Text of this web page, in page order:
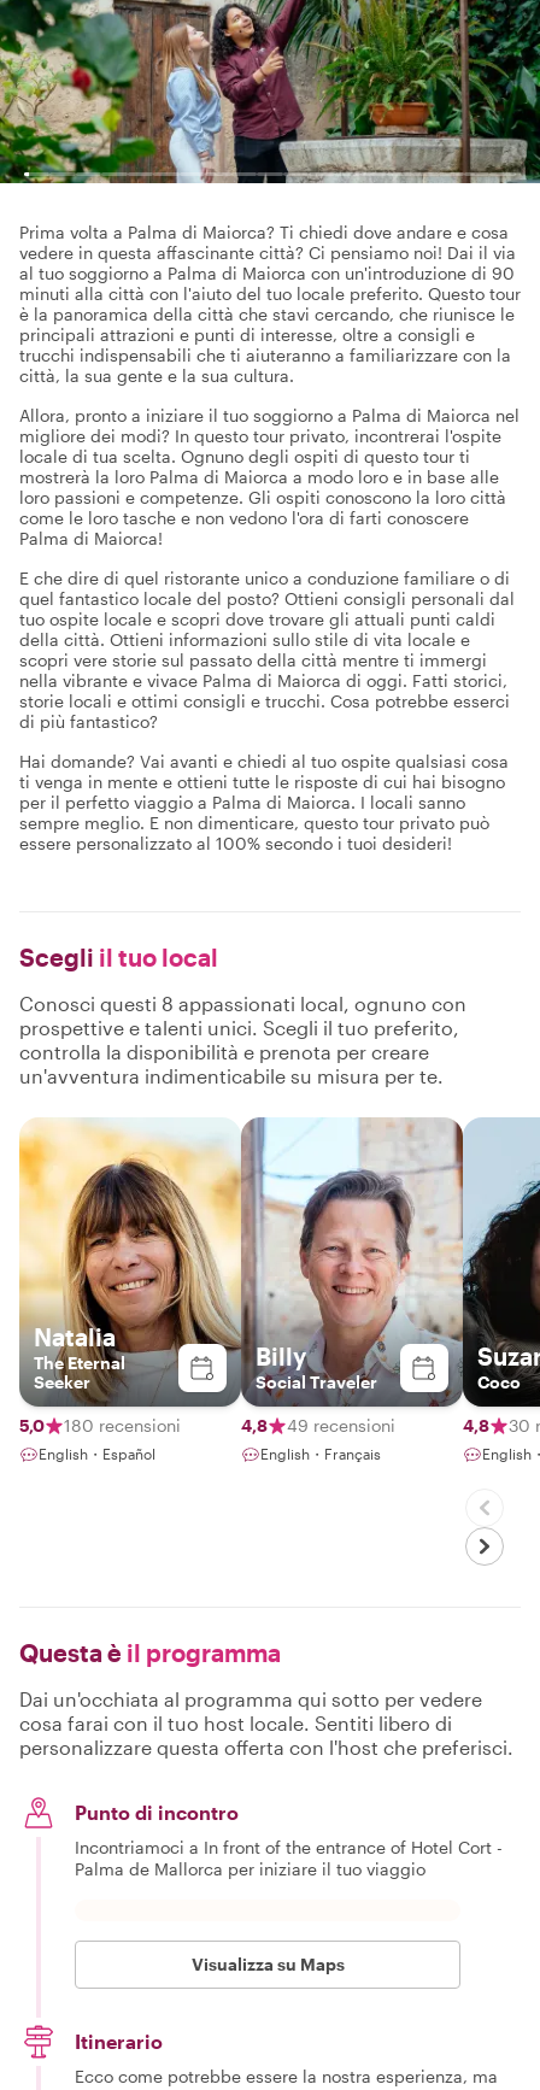
Prima volta a Palma di Maiorca? Ti chiedi dove andare e cosa
vedere in questa affascinante città? Ci pensiamo noi! Dai il via
al tuo soggiorno a Palma di Maiorca con un'introduzione di 90
minuti alla città con l'aiuto del tuo locale preferito. Questo tour
è la panoramica della città che stavi cercando, che riunisce le
principali attrazioni e punti di interesse, oltre a consigli e
trucchi indispensabili che ti aiuteranno a familiarizzare con la
città, la sua gente e la sua cultura.
Allora, pronto a iniziare il tuo soggiorno a Palma di Maiorca nel
migliore dei modi? In questo tour privato, incontrerai l'ospite
locale di tua scelta. Ognuno degli ospiti di questo tour ti
mostrerà la loro Palma di Maiorca a modo loro e in base alle
loro passioni e competenze. Gli ospiti conoscono la loro città
come le loro tasche e non vedono l'ora di farti conoscere
Palma di Maiorca!
E che dire di quel ristorante unico a conduzione familiare o di
quel fantastico locale del posto? Ottieni consigli personali dal
tuo ospite locale e scopri dove trovare gli attuali punti caldi
della città. Ottieni informazioni sullo stile di vita locale e
scopri vere storie sul passato della città mentre ti immergi
nella vibrante e vivace Palma di Maiorca di oggi. Fatti storici,
storie locali e ottimi consigli e trucchi. Cosa potrebbe esserci
di più fantastico?
Hai domande? Vai avanti e chiedi al tuo ospite qualsiasi cosa
ti venga in mente e ottieni tutte le risposte di cui hai bisogno
per il perfetto viaggio a Palma di Maiorca. I locali sanno
sempre meglio. E non dimenticare, questo tour privato può
essere personalizzato al 100% secondo i tuoi desideri!
Scegli il tuo local
Conosci questi 8 appassionati local, ognuno con
prospettive e talenti unici. Scegli il tuo preferito,
controlla la disponibilità e prenota per creare
un'avventura indimenticabile su misura per te.
Natalia
The Eternal
Seeker
5,0 180 recensioni
English・Español
Billy
Social Traveler
4,8 49 recensioni
English・Français
Coco
4,8 30
English
Questa è il programma
Dai un'occhiata al programma qui sotto per vedere
cosa farai con il tuo host locale. Sentiti libero di
personalizzare questa offerta con l'host che preferisci.
Punto di incontro
Incontriamoci a In front of the entrance of Hotel Cort -
Palma de Mallorca per iniziare il tuo viaggio
Visualizza su Maps
Itinerario
Ecco come potrebbe essere la nostra esperienza, ma